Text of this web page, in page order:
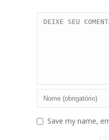
Save my name,